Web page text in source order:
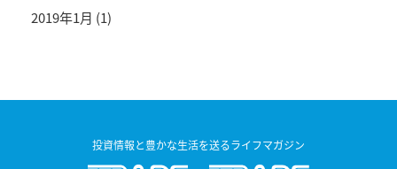
2019年1月 (1)
投資情報と豊かな生活を送るライフマガジン